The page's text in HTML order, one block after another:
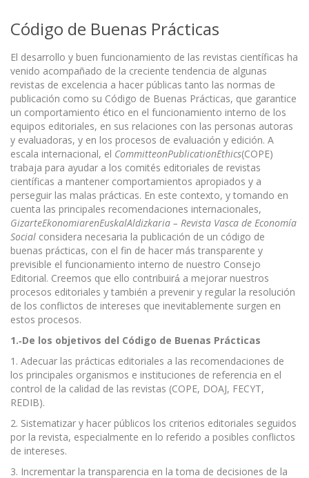
Código de Buenas Prácticas
El desarrollo y buen funcionamiento de las revistas científicas ha
venido acompañado de la creciente tendencia de algunas
revistas de excelencia a hacer públicas tanto las normas de
publicación como su Código de Buenas Prácticas, que garantice
un comportamiento ético en el funcionamiento interno de los
equipos editoriales, en sus relaciones con las personas autoras
y evaluadoras, y en los procesos de evaluación y edición. A
escala internacional, el CommitteonPublicationEthics(COPE)
trabaja para ayudar a los comités editoriales de revistas
científicas a mantener comportamientos apropiados y a
perseguir las malas prácticas. En este contexto, y tomando en
cuenta las principales recomendaciones internacionales,
GizarteEkonomiarenEuskalAldizkaria – Revista Vasca de Economía
Social considera necesaria la publicación de un código de
buenas prácticas, con el fin de hacer más transparente y
previsible el funcionamiento interno de nuestro Consejo
Editorial. Creemos que ello contribuirá́ a mejorar nuestros
procesos editoriales y también a prevenir y regular la resolución
de los conflictos de intereses que inevitablemente surgen en
estos procesos.
1.‐De los objetivos del Código de Buenas Prácticas
1. Adecuar las prácticas editoriales a las recomendaciones de
los principales organismos e instituciones de referencia en el
control de la calidad de las revistas (COPE, DOAJ, FECYT,
REDIB).
2. Sistematizar y hacer públicos los criterios editoriales seguidos
por la revista, especialmente en lo referido a posibles conflictos
de intereses.
3. Incrementar la transparencia en la toma de decisiones de la